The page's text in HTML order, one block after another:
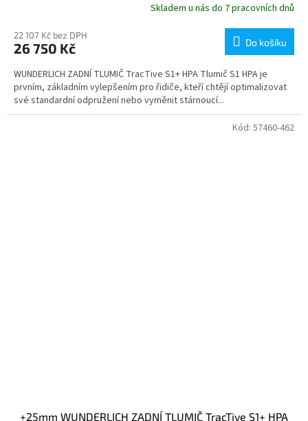
Skladem u nás do 7 pracovních dnů
22 107 Kč bez DPH
26 750 Kč Do košíku
WUNDERLICH ZADNÍ TLUMIČ TracTive S1+ HPA Tlumič S1 HPA je
prvním, základním vylepšením pro řidiče, kteří chtějí optimalizovat
své standardní odpružení nebo vyměnit stárnoucí...
+25mm WUNDERLICH ZADNÍ TLUMIČ TracTive S1+ HPA
Kód: 57460-462